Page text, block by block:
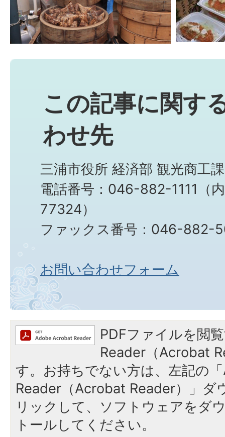
この記事に関す
わせ先
三浦市役所 経済部 観光商工
電話番号：046-882-1111（
77324）
ファックス番号：046-882-
お問い合わせフォーム
PDFファイルを閲
Reader（Acrobat
す。お持ちでない方は、左記の
Reader（Acrobat Reader）」ダ
リックして、ソフトウェアをダ
トールしてください。